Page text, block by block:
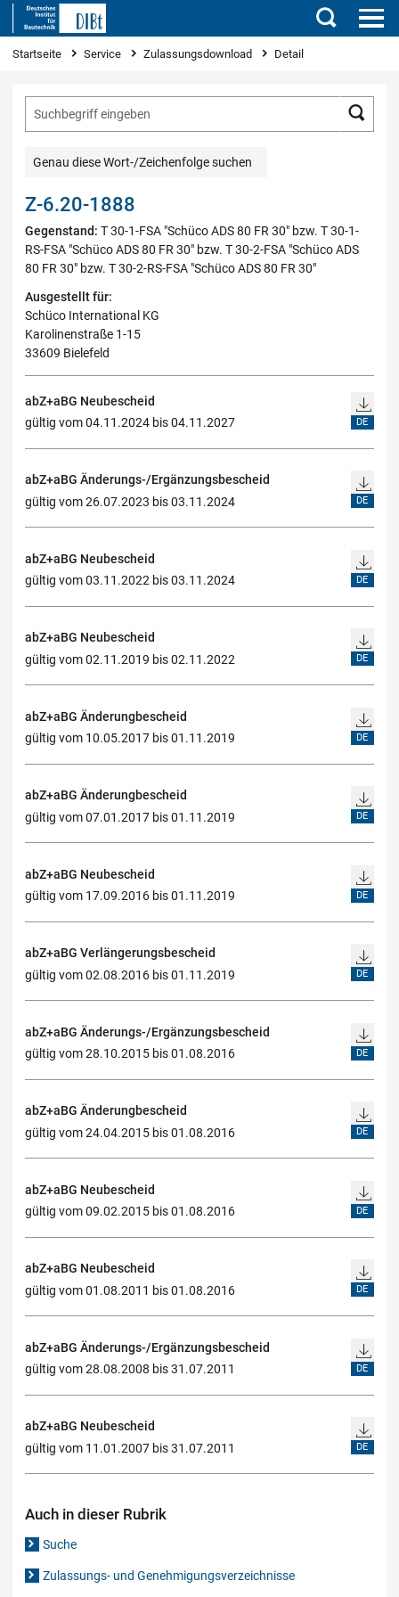
Suchen
Sie sind hier
Startseite Service Zulassungsdownload Detail
Genau diese Wort-/Zeichenfolge suchen
Z-6.20-1888
Gegenstand: T 30-1-FSA "Schüco ADS 80 FR 30" bzw. T 30-1-
RS-FSA "Schüco ADS 80 FR 30" bzw. T 30-2-FSA "Schüco ADS
80 FR 30" bzw. T 30-2-RS-FSA "Schüco ADS 80 FR 30"
Ausgestellt für:
Schüco International KG
Karolinenstraße 1-15
33609 Bielefeld
abZ+aBG Neubescheid
gültig vom 04.11.2024 bis 04.11.2027
DE
abZ+aBG Änderungs-/Ergänzungsbescheid
gültig vom 26.07.2023 bis 03.11.2024
DE
abZ+aBG Neubescheid
gültig vom 03.11.2022 bis 03.11.2024
DE
abZ+aBG Neubescheid
gültig vom 02.11.2019 bis 02.11.2022
DE
abZ+aBG Änderungbescheid
gültig vom 10.05.2017 bis 01.11.2019
DE
abZ+aBG Änderungbescheid
gültig vom 07.01.2017 bis 01.11.2019
DE
abZ+aBG Neubescheid
gültig vom 17.09.2016 bis 01.11.2019
DE
abZ+aBG Verlängerungsbescheid
gültig vom 02.08.2016 bis 01.11.2019
DE
abZ+aBG Änderungs-/Ergänzungsbescheid
gültig vom 28.10.2015 bis 01.08.2016
DE
abZ+aBG Änderungbescheid
gültig vom 24.04.2015 bis 01.08.2016
DE
abZ+aBG Neubescheid
gültig vom 09.02.2015 bis 01.08.2016
DE
abZ+aBG Neubescheid
gültig vom 01.08.2011 bis 01.08.2016
DE
abZ+aBG Änderungs-/Ergänzungsbescheid
gültig vom 28.08.2008 bis 31.07.2011
DE
abZ+aBG Neubescheid
gültig vom 11.01.2007 bis 31.07.2011
DE
Auch in dieser Rubrik
Suche
Zulassungs- und Genehmigungsverzeichnisse